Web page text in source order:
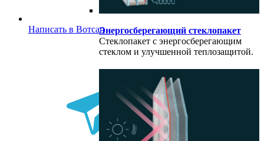
Написать в ВотсапЭнергосберегающий стеклопакет
Стеклопакет с энергосберегающим
стеклом и улучшенной теплозащитой.